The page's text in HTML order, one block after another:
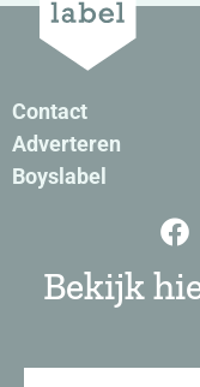
Contact
Adverteren
Boyslabel
Bekijk